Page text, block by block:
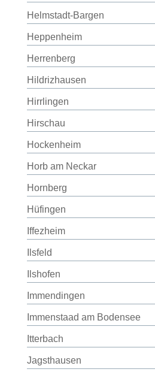
Helmstadt-Bargen
Heppenheim
Herrenberg
Hildrizhausen
Hirrlingen
Hirschau
Hockenheim
Horb am Neckar
Hornberg
Hüfingen
Iffezheim
Ilsfeld
Ilshofen
Immendingen
Immenstaad am Bodensee
Itterbach
Jagsthausen